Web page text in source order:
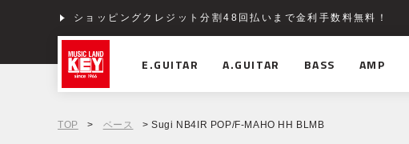
ショッピングクレジット分割48回払いまで金利手数料無料！
E.GUITAR A.GUITAR BASS AMP
TOP > ベース > Sugi NB4IR POP/F-MAHO HH BLMB